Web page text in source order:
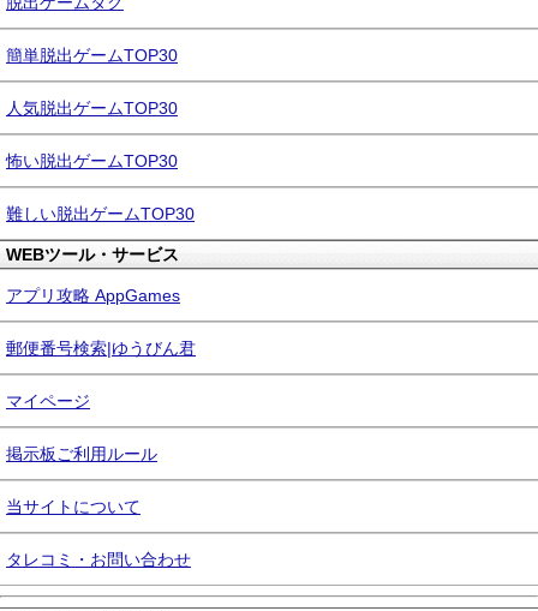
簡単脱出ゲームTOP30
人気脱出ゲームTOP30
怖い脱出ゲームTOP30
難しい脱出ゲームTOP30
WEBツール・サービス
アプリ攻略 AppGames
郵便番号検索|ゆうびん君
マイページ
掲示板ご利用ルール
当サイトについて
タレコミ・お問い合わせ